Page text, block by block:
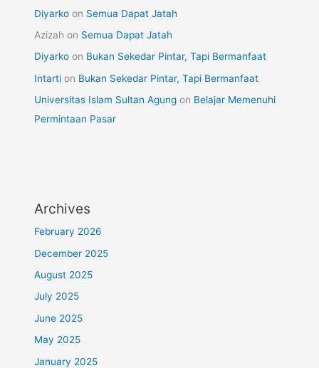
Diyarko on Semua Dapat Jatah
Azizah on Semua Dapat Jatah
Diyarko on Bukan Sekedar Pintar, Tapi Bermanfaat
Intarti on Bukan Sekedar Pintar, Tapi Bermanfaat
Universitas Islam Sultan Agung on Belajar Memenuhi
Permintaan Pasar
Archives
February 2026
December 2025
August 2025
July 2025
June 2025
May 2025
January 2025